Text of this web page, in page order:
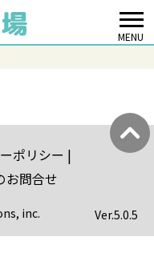
MENU
ポリシー
お問合せ
inc. Ver.5.0.5